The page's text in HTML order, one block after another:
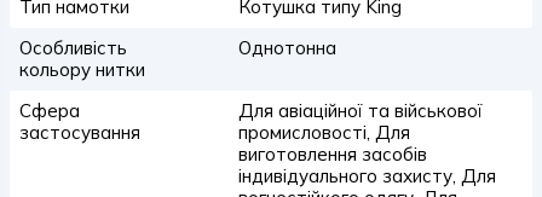
Тип намотки
Котушка типу King
Особливість
кольору нитки
Однотонна
Сфера
застосування
Для авіаційної та військової
промисловості, Для
виготовлення засобів
індивідуального захисту, Для